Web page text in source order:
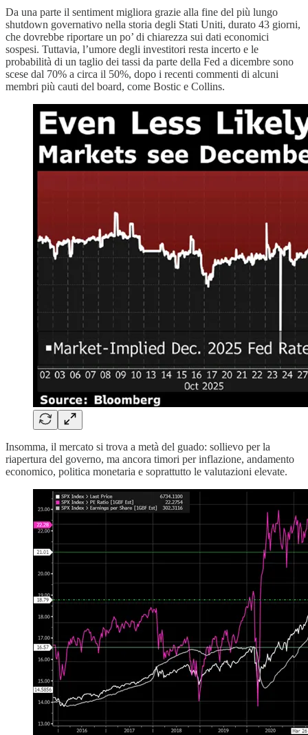
Da una parte il sentiment migliora grazie alla fine del più lungo
shutdown governativo nella storia degli Stati Uniti, durato 43 giorni,
che dovrebbe riportare un po’ di chiarezza sui dati economici
sospesi. Tuttavia, l’umore degli investitori resta incerto e le
probabilità di un taglio dei tassi da parte della Fed a dicembre sono
scese dal 70% a circa il 50%, dopo i recenti commenti di alcuni
membri più cauti del board, come Bostic e Collins.
Insomma, il mercato si trova a metà del guado: sollievo per la
riapertura del governo, ma ancora timori per inflazione, andamento
economico, politica monetaria e soprattutto le valutazioni elevate.